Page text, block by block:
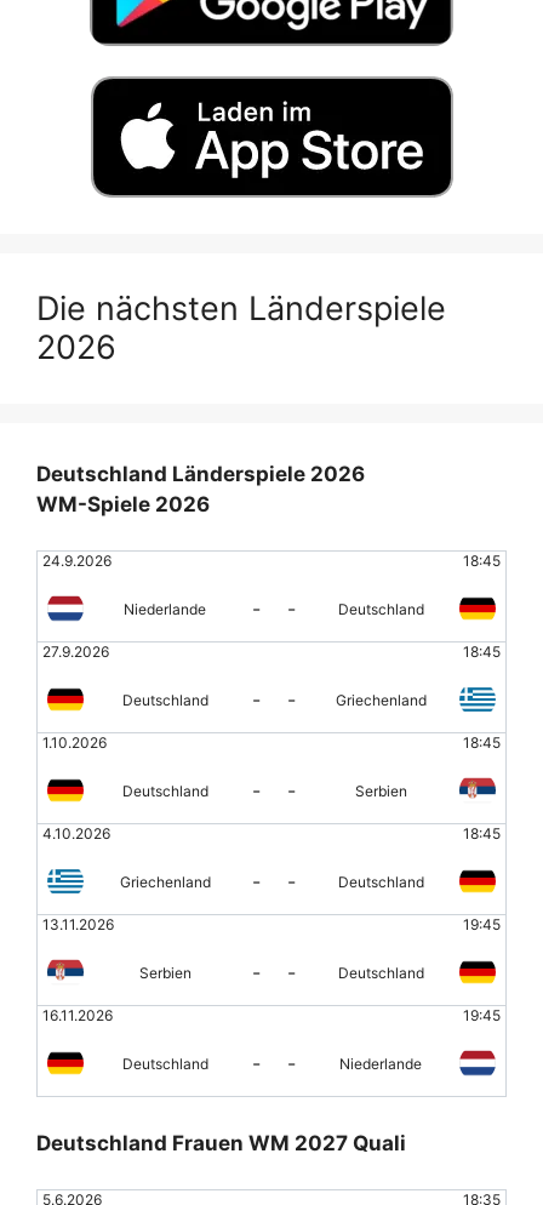
Die nächsten Länderspiele
2026
Deutschland Länderspiele 2026
WM-Spiele 2026
24.9.2026 18:45
Niederlande - - Deutschland
27.9.2026 18:45
Deutschland - - Griechenland
1.10.2026 18:45
Deutschland - - Serbien
4.10.2026 18:45
Griechenland - - Deutschland
13.11.2026 19:45
Serbien - - Deutschland
16.11.2026 19:45
Deutschland - - Niederlande
Deutschland Frauen WM 2027 Quali
5.6.2026 18:35